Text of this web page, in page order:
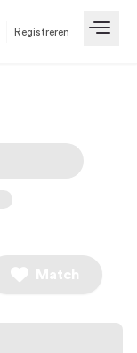
Registreren
Match